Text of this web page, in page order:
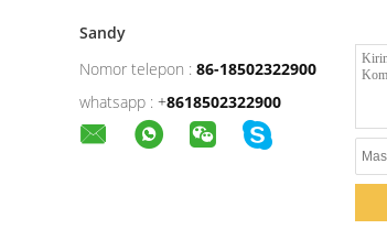
Sandy
Nomor telepon : 86-18502322900
whatsapp : +8618502322900